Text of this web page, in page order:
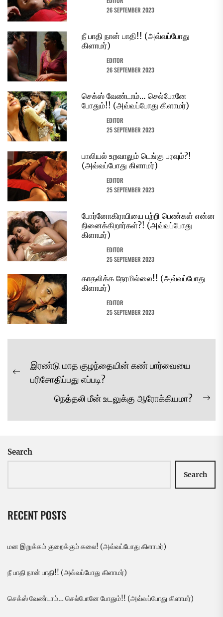
26 SEPTEMBER 2023
நீ பாதி நான் பாதி!! (அவ்வப்போது
கிளாமர்)
EDITOR
26 SEPTEMBER 2023
செக்ஸ் வேண்டாம்… செல்போனே
போதும்!! (அவ்வப்போது கிளாமர்)
EDITOR
25 SEPTEMBER 2023
பாலியல் உறவாலும் டெங்கு பரவும்?!
(அவ்வப்போது கிளாமர்)
EDITOR
25 SEPTEMBER 2023
போர்னோகிராபியை பற்றி பெண்கள் என்ன
நினைக்கிறார்கள்?! (அவ்வப்போது
கிளாமர்)
EDITOR
25 SEPTEMBER 2023
காதலிக்க நேரமில்லை!! (அவ்வப்போது
கிளாமர்)
EDITOR
25 SEPTEMBER 2023
Post
navigation
Previous
இரண்டு மாத குழந்தையின் கண் பார்வையை
பரிசோதிப்பது எப்படி?
நெத்தலி மீன் உடலுக்கு ஆரோக்கியமா?
Search
Search
RECENT POSTS
மன இறுக்கம் குறைக்கும் கலை! (அவ்வப்போது கிளாமர்)
நீ பாதி நான் பாதி!! (அவ்வப்போது கிளாமர்)
செக்ஸ் வேண்டாம்… செல்போனே போதும்!! (அவ்வப்போது கிளாமர்)